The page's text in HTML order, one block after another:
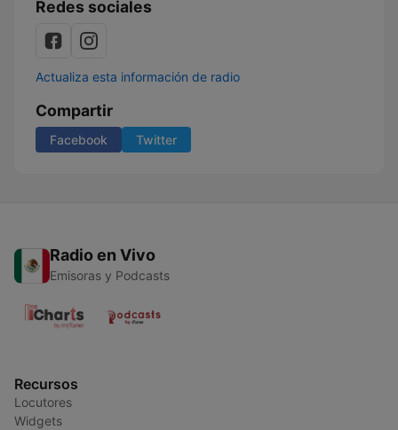
Redes sociales
Actualiza esta información de radio
Compartir
Facebook Twitter
Radio en Vivo
Emisoras y Podcasts
Recursos
Locutores
Widgets